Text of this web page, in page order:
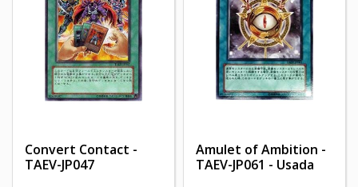
Convert Contact -
TAEV-JP047
Amulet of Ambition -
TAEV-JP061 - Usada